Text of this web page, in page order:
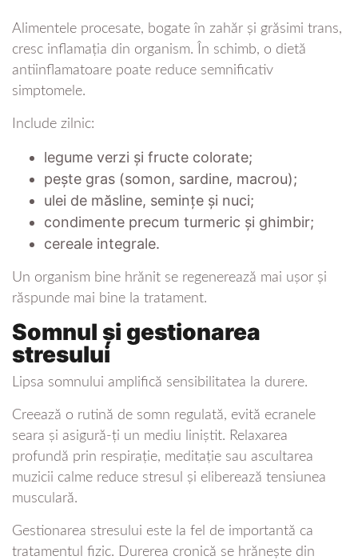
Alimentele procesate, bogate în zahăr și grăsimi trans,
cresc inflamația din organism. În schimb, o dietă
antiinflamatoare poate reduce semnificativ
simptomele.
Include zilnic:
legume verzi și fructe colorate;
pește gras (somon, sardine, macrou);
ulei de măsline, semințe și nuci;
condimente precum turmeric și ghimbir;
cereale integrale.
Un organism bine hrănit se regenerează mai ușor și
răspunde mai bine la tratament.
Somnul și gestionarea
stresului
Lipsa somnului amplifică sensibilitatea la durere.
Creează o rutină de somn regulată, evită ecranele
seara și asigură-ți un mediu liniștit. Relaxarea
profundă prin respirație, meditație sau ascultarea
muzicii calme reduce stresul și eliberează tensiunea
musculară.
Gestionarea stresului este la fel de importantă ca
tratamentul fizic. Durerea cronică se hrănește din